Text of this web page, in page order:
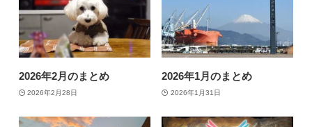
2026年2月のまとめ
2026年2月28日
2026年1月のまとめ
2026年1月31日